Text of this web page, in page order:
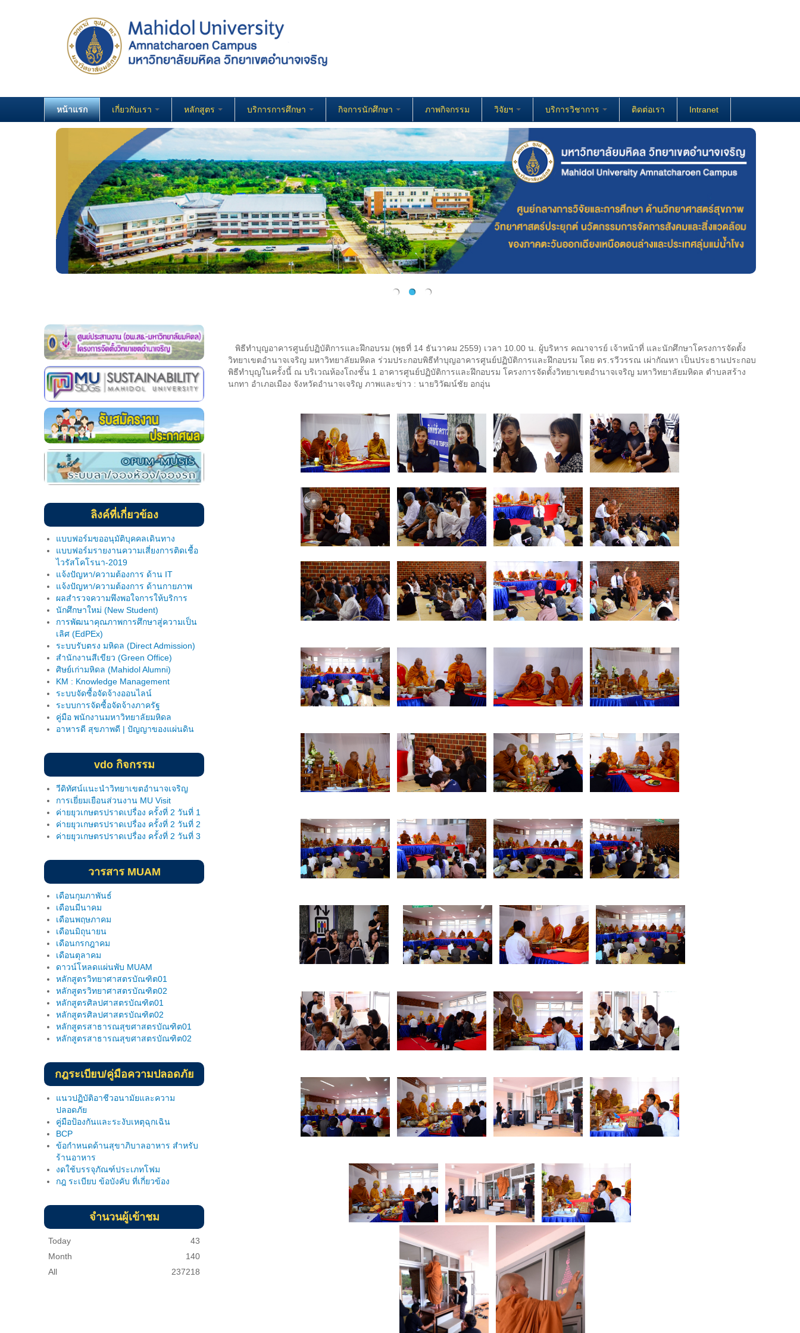
หน้าแรก เกี่ยวกับเรา หลักสูตร บริการการศึกษา กิจการนักศึกษา ภาพกิจกรรม วิจัยฯ บริการวิชาการ ติดต่อเรา Intranet
พิธีทำบุญอาคารศูนย์ปฏิบัติการและฝึกอบรม (พุธที่ 14 ธันวาคม 2559) เวลา 10.00 น. ผู้บริหาร คณาจารย์ เจ้าหน้าที่ และนักศึกษาโครงการจัดตั้ง
วิทยาเขตอำนาจเจริญ มหาวิทยาลัยมหิดล ร่วมประกอบพิธีทำบุญอาคารศูนย์ปฏิบัติการและฝึกอบรม โดย ดร.รวีวรรณ เผ่ากัณหา เป็นประธานประกอบ
พิธีทำบุญในครั้งนี้ ณ บริเวณห้องโถงชั้น 1 อาคารศูนย์ปฏิบัติการและฝึกอบรม โครงการจัดตั้งวิทยาเขตอำนาจเจริญ มหาวิทยาลัยมหิดล ตำบลสร้าง
นกทา อำเภอเมือง จังหวัดอำนาจเจริญ ภาพและข่าว : นายวิวัฒน์ชัย อกอุ่น
ลิงค์ที่เกี่ยวข้อง
แบบฟอร์มขออนุมัติบุคคลเดินทาง
แบบฟอร์มรายงานความเสี่ยงการติดเชื้อ
ไวรัสโคโรนา-2019
แจ้งปัญหา/ความต้องการ ด้าน IT
แจ้งปัญหา/ความต้องการ ด้านกายภาพ
ผลสำรวจความพึงพอใจการให้บริการ
นักศึกษาใหม่ (New Student)
การพัฒนาคุณภาพการศึกษาสู่ความเป็น
เลิศ (EdPEx)
ระบบรับตรง มหิดล (Direct Admission)
สำนักงานสีเขียว (Green Office)
ศิษย์เก่ามหิดล (Mahidol Alumni)
KM : Knowledge Management
ระบบจัดซื้อจัดจ้างออนไลน์
ระบบการจัดซื้อจัดจ้างภาครัฐ
คู่มือ พนักงานมหาวิทยาลัยมหิดล
อาหารดี สุขภาพดี | ปัญญาของแผ่นดิน
vdo กิจกรรม
วีดิทัศน์แนะนำวิทยาเขตอำนาจเจริญ
การเยี่ยมเยือนส่วนงาน MU Visit
ค่ายยุวเกษตรปราดเปรื่อง ครั้งที่ 2 วันที่ 1
ค่ายยุวเกษตรปราดเปรื่อง ครั้งที่ 2 วันที่ 2
ค่ายยุวเกษตรปราดเปรื่อง ครั้งที่ 2 วันที่ 3
วารสาร MUAM
เดือนกุมภาพันธ์
เดือนมีนาคม
เดือนพฤษภาคม
เดือนมิถุนายน
เดือนกรกฎาคม
เดือนตุลาคม
ดาวน์โหลดแผ่นพับ MUAM
หลักสูตรวิทยาศาสตรบัณฑิต01
หลักสูตรวิทยาศาสตรบัณฑิต02
หลักสูตรศิลปศาสตรบัณฑิต01
หลักสูตรศิลปศาสตรบัณฑิต02
หลักสูตรสาธารณสุขศาสตรบัณฑิต01
หลักสูตรสาธารณสุขศาสตรบัณฑิต02
กฎระเบียบ/คู่มือความปลอดภัย
แนวปฏิบัติอาชีวอนามัยและความ
ปลอดภัย
คู่มือป้องกันและระงับเหตุฉุกเฉิน
BCP
ข้อกำหนดด้านสุขาภิบาลอาหาร สำหรับ
ร้านอาหาร
งดใช้บรรจุภัณฑ์ประเภทโฟม
กฎ ระเบียบ ข้อบังคับ ที่เกี่ยวข้อง
จำนวนผู้เข้าชม